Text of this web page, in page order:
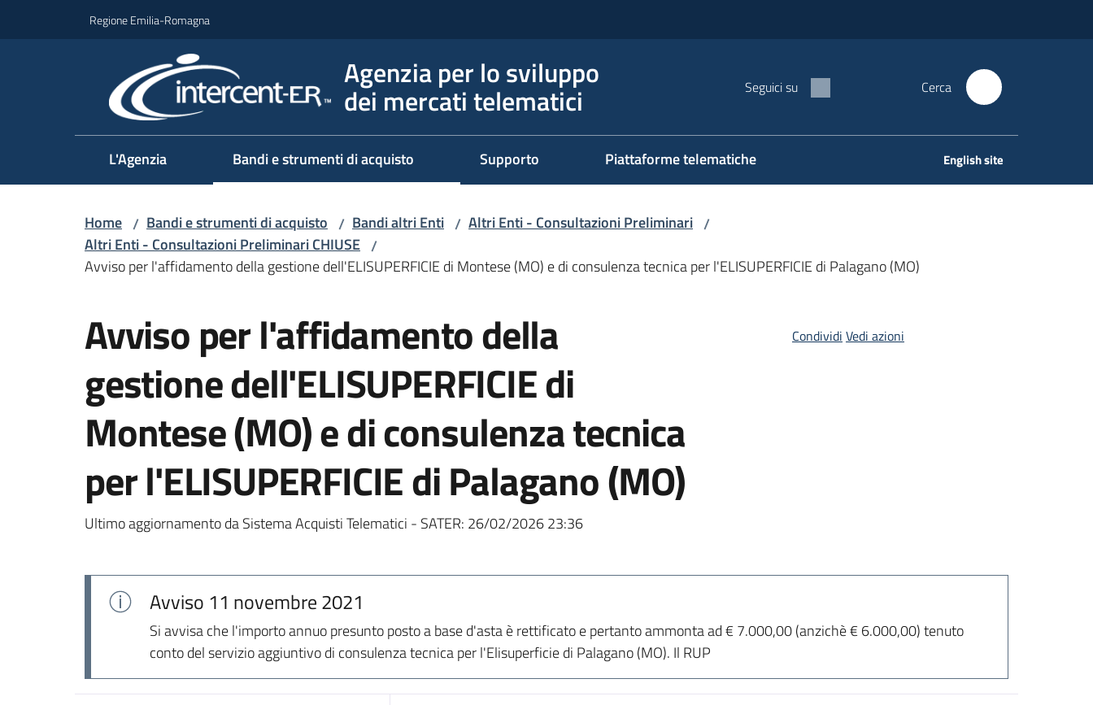
Regione Emilia-Romagna
Agenzia per lo sviluppo
dei mercati telematici Seguici su Cerca
L'Agenzia Bandi e strumenti di acquisto Supporto Piattaforme telematiche English site
Home / Bandi e strumenti di acquisto / Bandi altri Enti / Altri Enti - Consultazioni Preliminari /
Altri Enti - Consultazioni Preliminari CHIUSE /
Avviso per l'affidamento della gestione dell'ELISUPERFICIE di Montese (MO) e di consulenza tecnica per l'ELISUPERFICIE di Palagano (MO)
Avviso per l'affidamento della
gestione dell'ELISUPERFICIE di
Montese (MO) e di consulenza tecnica
per l'ELISUPERFICIE di Palagano (MO)
Ultimo aggiornamento da Sistema Acquisti Telematici - SATER: 26/02/2026 23:36
Condividi Vedi azioni
Avviso 11 novembre 2021
Si avvisa che l'importo annuo presunto posto a base d'asta è rettificato e pertanto ammonta ad € 7.000,00 (anzichè € 6.000,00) tenuto
conto del servizio aggiuntivo di consulenza tecnica per l'Elisuperficie di Palagano (MO). Il RUP